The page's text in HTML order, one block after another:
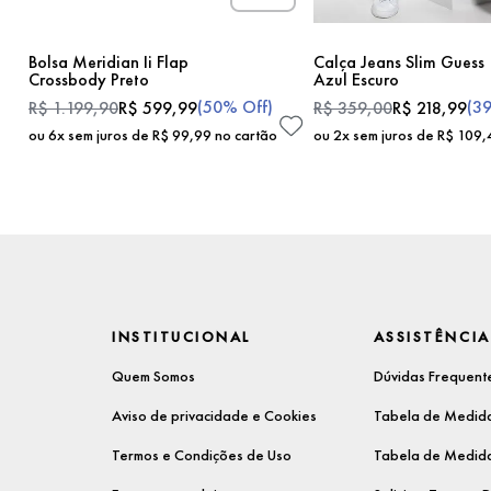
Bolsa Meridian Ii Flap
Crossbody Preto
R$1.199,90R$ 599,99(50% Off)
ou6x sem juros de R$ 99,99 no cartão
Calça Jeans Slim Guess
Azul Escuro
R$359,00R$ 218,99(
ou2x sem juros de R$ 109,
INSTITUCIONAL
Quem Somos
Aviso de privacidade e Cookies
Termos e Condições de Uso
ASSISTÊNCIA
Dúvidas
Tabela de
Tabela de